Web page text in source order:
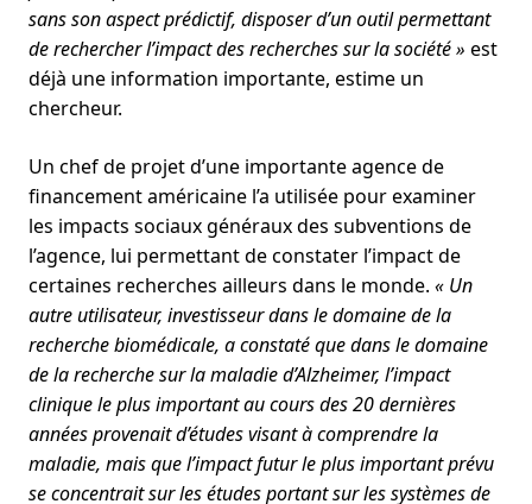
sans son aspect prédictif, disposer d’un outil permettant
de rechercher l’impact des recherches sur la société » est
déjà une information importante, estime un
chercheur.
Un chef de projet d’une importante agence de
financement américaine l’a utilisée pour examiner
les impacts sociaux généraux des subventions de
l’agence, lui permettant de constater l’impact de
certaines recherches ailleurs dans le monde. « Un
autre utilisateur, investisseur dans le domaine de la
recherche biomédicale, a constaté que dans le domaine
de la recherche sur la maladie d’Alzheimer, l’impact
clinique le plus important au cours des 20 dernières
années provenait d’études visant à comprendre la
maladie, mais que l’impact futur le plus important prévu
se concentrait sur les études portant sur les systèmes de